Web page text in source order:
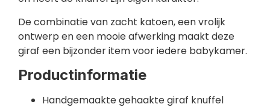
De combinatie van zacht katoen, een vrolijk
ontwerp en een mooie afwerking maakt deze
giraf een bijzonder item voor iedere babykamer.
Productinformatie
Handgemaakte gehaakte giraf knuffel